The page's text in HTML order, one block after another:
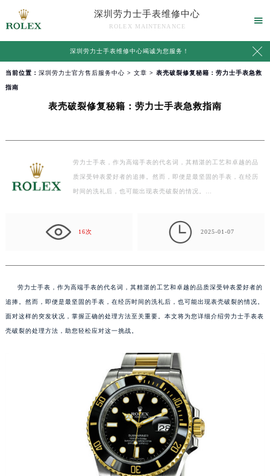
深圳劳力士手表维修中心
ROLEX MAINTENANCE

深圳劳力士手表维修中心竭诚为您服务！ 
当前位置： 深圳劳力士官方售后服务中心 > 文章 > 表壳破裂修复秘籍：劳力士手表急救
指南
表壳破裂修复秘籍：劳力士手表急救指南
劳力士手表，作为高端手表的代名词，其精湛的工艺和卓越的品
质深受钟表爱好者的追捧。然而，即便是最坚固的手表，在经历
时间的洗礼后，也可能出现表壳破裂的情况。…
16次  2025-01-07
劳力士手表，作为高端手表的代名词，其精湛的工艺和卓越的品质深受钟表爱好者的
追捧。然而，即便是最坚固的手表，在经历时间的洗礼后，也可能出现表壳破裂的情况。
面对这样的突发状况，掌握正确的处理方法至关重要。本文将为您详细介绍劳力士手表表
壳破裂的处理方法，助您轻松应对这一挑战。